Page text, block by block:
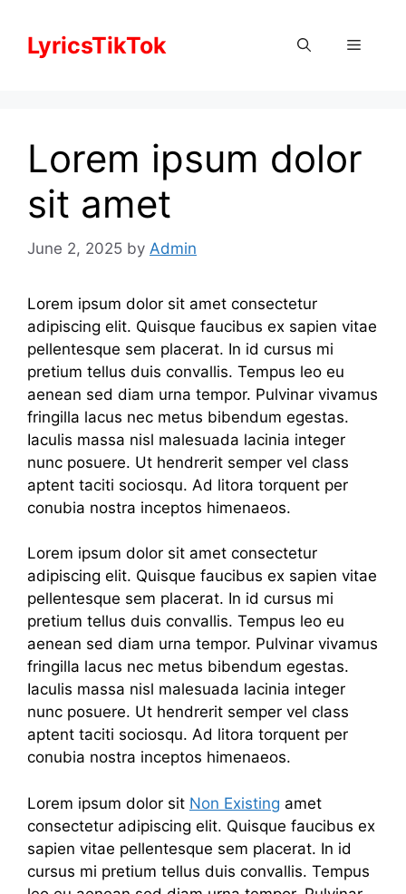
contentLyricsTikTok Menu
Lorem ipsum dolor
sit amet
June 2, 2025 by Admin
Lorem ipsum dolor sit amet consectetur
adipiscing elit. Quisque faucibus ex sapien vitae
pellentesque sem placerat. In id cursus mi
pretium tellus duis convallis. Tempus leo eu
aenean sed diam urna tempor. Pulvinar vivamus
fringilla lacus nec metus bibendum egestas.
Iaculis massa nisl malesuada lacinia integer
nunc posuere. Ut hendrerit semper vel class
aptent taciti sociosqu. Ad litora torquent per
conubia nostra inceptos himenaeos.
Lorem ipsum dolor sit amet consectetur
adipiscing elit. Quisque faucibus ex sapien vitae
pellentesque sem placerat. In id cursus mi
pretium tellus duis convallis. Tempus leo eu
aenean sed diam urna tempor. Pulvinar vivamus
fringilla lacus nec metus bibendum egestas.
Iaculis massa nisl malesuada lacinia integer
nunc posuere. Ut hendrerit semper vel class
aptent taciti sociosqu. Ad litora torquent per
conubia nostra inceptos himenaeos.
Lorem ipsum dolor sit Non Existing amet
consectetur adipiscing elit. Quisque faucibus ex
sapien vitae pellentesque sem placerat. In id
cursus mi pretium tellus duis convallis. Tempus